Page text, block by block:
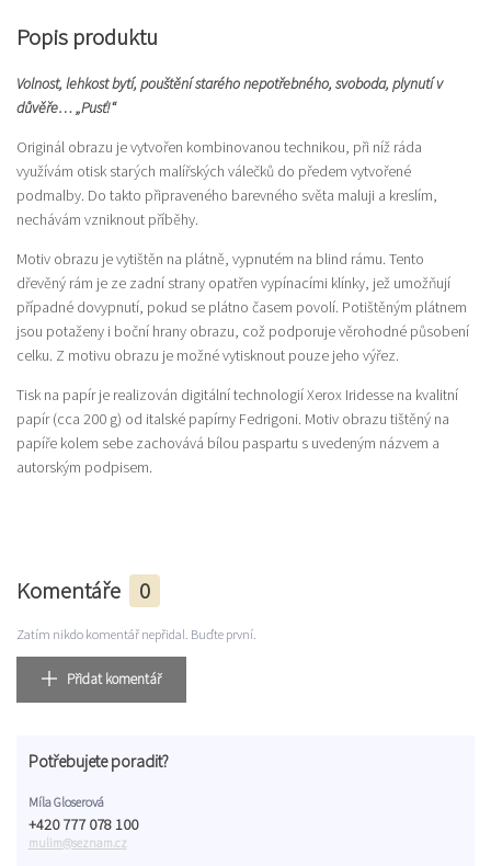
Popis produktu
Volnost, lehkost bytí, pouštění starého nepotřebného, svoboda, plynutí v
důvěře… „Pusť!“
Originál obrazu je vytvořen kombinovanou technikou, při níž ráda
využívám otisk starých malířských válečků do předem vytvořené
podmalby. Do takto připraveného barevného světa maluji a kreslím,
nechávám vzniknout příběhy.
Motiv obrazu je vytištěn na plátně, vypnutém na blind rámu. Tento
dřevěný rám je ze zadní strany opatřen vypínacími klínky, jež umožňují
případné dovypnutí, pokud se plátno časem povolí. Potištěným plátnem
jsou potaženy i boční hrany obrazu, což podporuje věrohodné působení
celku. Z motivu obrazu je možné vytisknout pouze jeho výřez.
Tisk na papír je realizován digitální technologií Xerox Iridesse na kvalitní
papír (cca 200 g) od italské papírny Fedrigoni. Motiv obrazu tištěný na
papíře kolem sebe zachovává bílou paspartu s uvedeným názvem a
autorským podpisem.
Komentáře 0
Zatím nikdo komentář nepřidal. Buďte první.
Přidat komentář
Potřebujete poradit?
Míla Gloserová
+420 777 078 100
mulim@seznam.cz